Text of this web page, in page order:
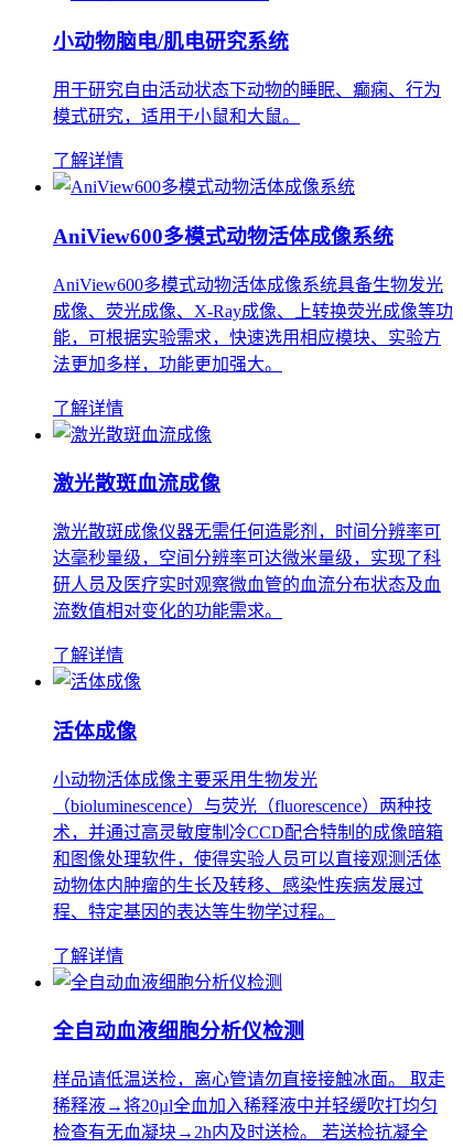
小动物脑电/肌电研究系统
用于研究自由活动状态下动物的睡眠、癫痫、行为
模式研究，适用于小鼠和大鼠。
了解详情
AniView600多模式动物活体成像系统
AniView600多模式动物活体成像系统具备生物发光
成像、荧光成像、X-Ray成像、上转换荧光成像等功
能，可根据实验需求，快速选用相应模块、实验方
法更加多样，功能更加强大。
了解详情
激光散斑血流成像
激光散斑成像仪器无需任何造影剂，时间分辨率可
达毫秒量级，空间分辨率可达微米量级，实现了科
研人员及医疗实时观察微血管的血流分布状态及血
流数值相对变化的功能需求。
了解详情
活体成像
小动物活体成像主要采用生物发光
（bioluminescence）与荧光（fluorescence）两种技
术，并通过高灵敏度制冷CCD配合特制的成像暗箱
和图像处理软件，使得实验人员可以直接观测活体
动物体内肿瘤的生长及转移、感染性疾病发展过
程、特定基因的表达等生物学过程。
了解详情
全自动血液细胞分析仪检测
样品请低温送检，离心管请勿直接接触冰面。 取走
稀释液→将20µl全血加入稀释液中并轻缓吹打均匀
检查有无血凝块→2h内及时送检。 若送检抗凝全